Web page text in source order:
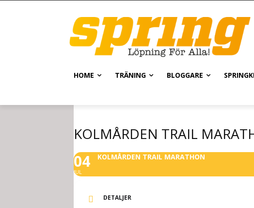
HOME TRÄNING BLOGGARE
KOLMÅRDEN TRAIL
04
JUL
KOLMÅRDEN TRAIL MARATHON
DETALJER